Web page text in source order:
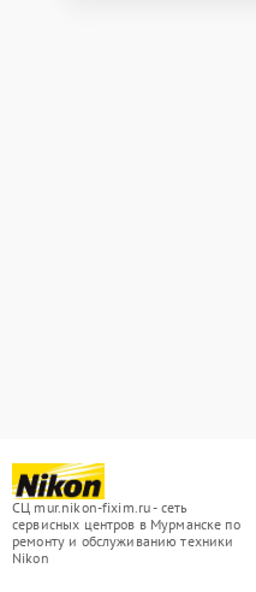
СЦ mur.nikon-fixim.ru - сеть
сервисных центров в Мурманске по
ремонту и обслуживанию техники
Nikon